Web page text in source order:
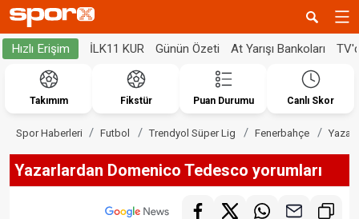
Hızlı Erişim İLK11 KUR Günün Özeti At Yarışı Bankoları
Takımım Fikstür Puan Durumu Canlı Skor
Spor Haberleri Futbol Trendyol Süper Lig Fenerbahçe
Yazarlardan Domenico Tedesco yorumları